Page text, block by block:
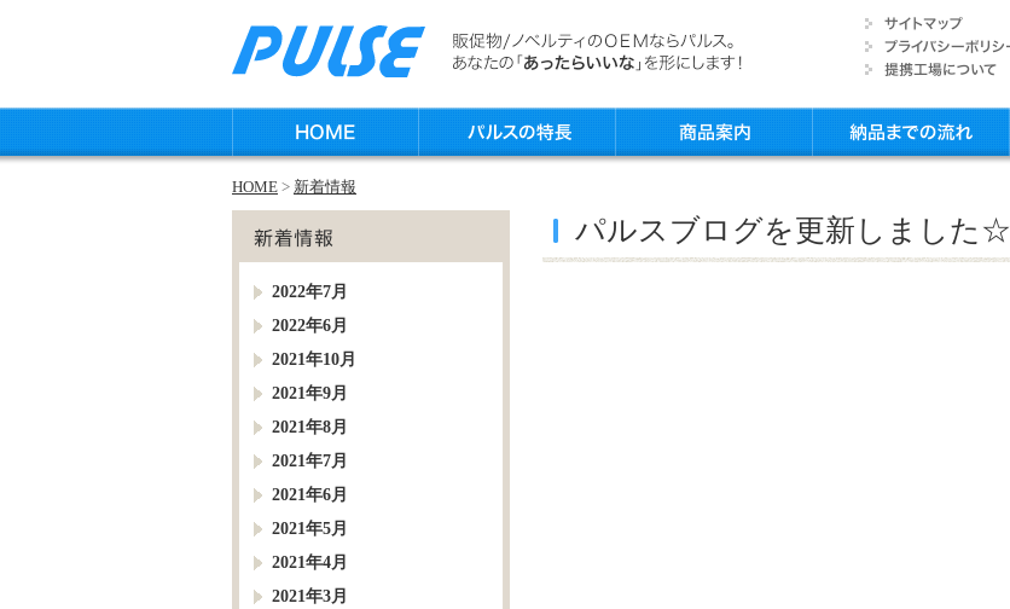
HOME > 新着情報
2022年7月
2022年6月
2021年10月
2021年9月
2021年8月
2021年7月
2021年6月
2021年5月
2021年4月
2021年3月
パルスブログを更新しました☆